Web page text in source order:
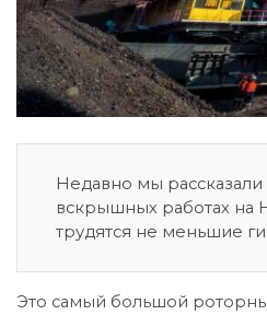
Недавно мы
вскрышных работах на
трудятся не меньшие
Это самый большой